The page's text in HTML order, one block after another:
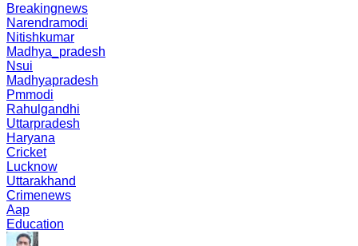
Breakingnews
Narendramodi
Nitishkumar
Madhya_pradesh
Nsui
Madhyapradesh
Pmmodi
Rahulgandhi
Uttarpradesh
Haryana
Cricket
Lucknow
Uttarakhand
Crimenews
Aap
Education